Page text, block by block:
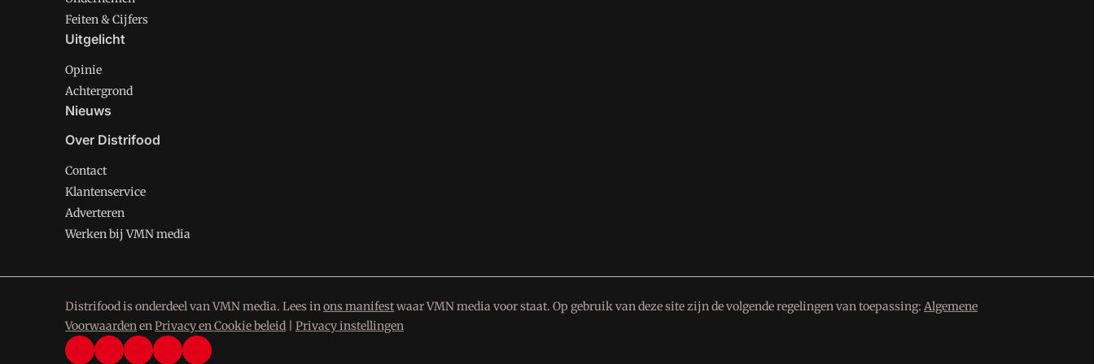
Feiten & Cijfers
Uitgelicht
Opinie
Achtergrond
Nieuws
Over Distrifood
Contact
Klantenservice
Adverteren
Werken bij VMN media
Distrifood is onderdeel van VMN media. Lees inons manifestwaar VMN media voor staat. Op gebruik van deze site zijn de volgende regelingen van toepassing: Algemene
VoorwaardenenPrivacy en Cookie beleid Privacy instellingen